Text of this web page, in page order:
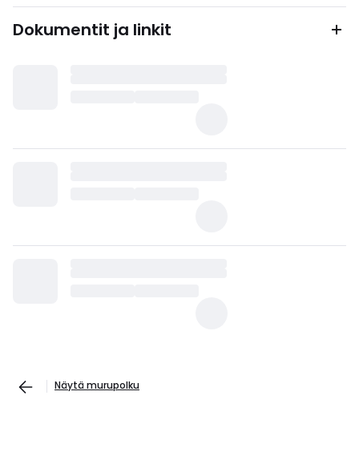
Dokumentit ja linkit
Näytä murupolku